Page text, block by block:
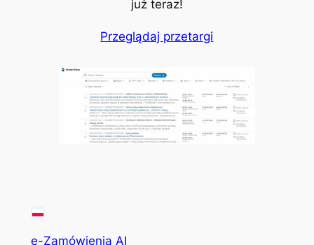
już teraz!
Przeglądaj przetargi
e-Zamówienia AI